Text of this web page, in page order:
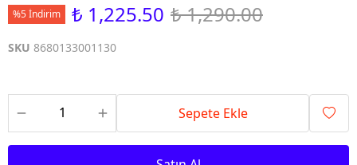
%5 İndirim ₺ 1,225.50 ₺ 1,290.00
SKU 8680133001130
Sepete Ekle